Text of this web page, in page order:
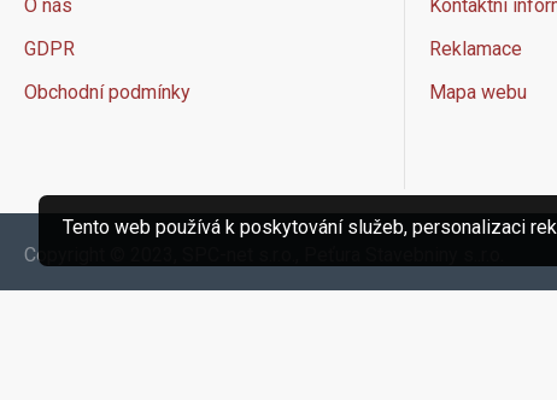
O nás
GDPR
Obchodní podmínky
Kontaktní
Reklamace
Mapa webu
Copyright © 2023, SPC-net s.r.o., Peťura Stavebniny s..r.o.
Tento web používá k poskytování služeb, personalizaci